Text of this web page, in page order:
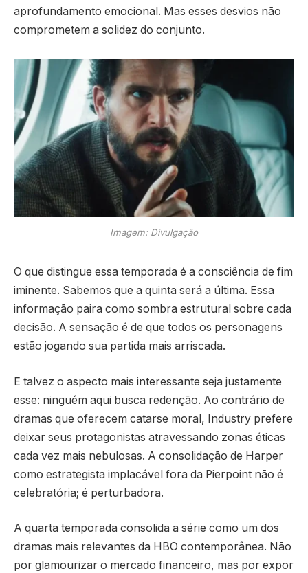
aprofundamento emocional. Mas esses desvios não
comprometem a solidez do conjunto.
Imagem: Divulgação
O que distingue essa temporada é a consciência de fim
iminente. Sabemos que a quinta será a última. Essa
informação paira como sombra estrutural sobre cada
decisão. A sensação é de que todos os personagens
estão jogando sua partida mais arriscada.
E talvez o aspecto mais interessante seja justamente
esse: ninguém aqui busca redenção. Ao contrário de
dramas que oferecem catarse moral, Industry prefere
deixar seus protagonistas atravessando zonas éticas
cada vez mais nebulosas. A consolidação de Harper
como estrategista implacável fora da Pierpoint não é
celebratória; é perturbadora.
A quarta temporada consolida a série como um dos
dramas mais relevantes da HBO contemporânea. Não
por glamourizar o mercado financeiro, mas por expor